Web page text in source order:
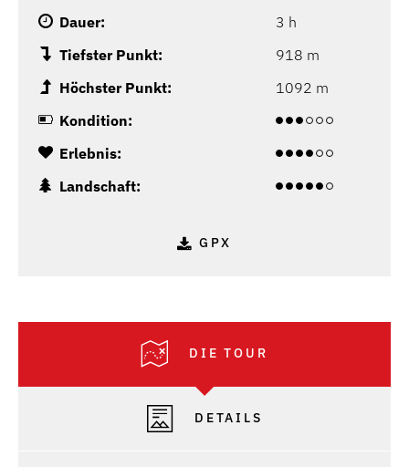
Dauer:
3 h
Tiefster Punkt:
918 m
Höchster Punkt:
1092 m
Kondition:
Erlebnis:
Landschaft:
GPX
DIE TOUR
DETAILS